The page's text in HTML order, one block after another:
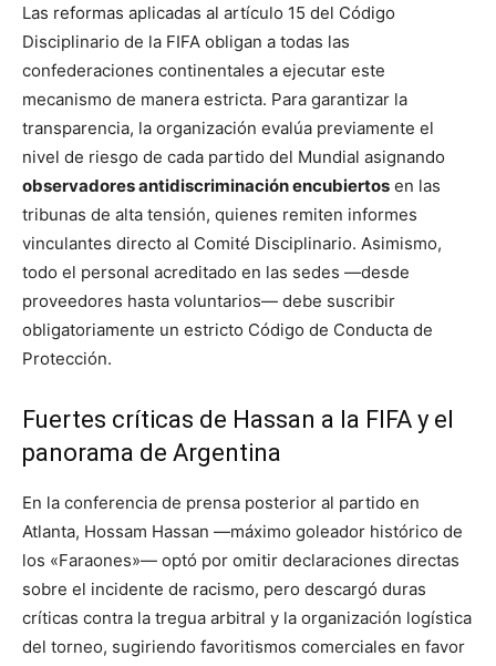
Las reformas aplicadas al artículo 15 del Código
Disciplinario de la FIFA obligan a todas las
confederaciones continentales a ejecutar este
mecanismo de manera estricta. Para garantizar la
transparencia, la organización evalúa previamente el
nivel de riesgo de cada partido del Mundial asignando
observadores antidiscriminación encubiertos en las
tribunas de alta tensión, quienes remiten informes
vinculantes directo al Comité Disciplinario. Asimismo,
todo el personal acreditado en las sedes —desde
proveedores hasta voluntarios— debe suscribir
obligatoriamente un estricto Código de Conducta de
Protección.
Fuertes críticas de Hassan a la FIFA y el
panorama de Argentina
En la conferencia de prensa posterior al partido en
Atlanta, Hossam Hassan —máximo goleador histórico de
los «Faraones»— optó por omitir declaraciones directas
sobre el incidente de racismo, pero descargó duras
críticas contra la tregua arbitral y la organización logística
del torneo, sugiriendo favoritismos comerciales en favor